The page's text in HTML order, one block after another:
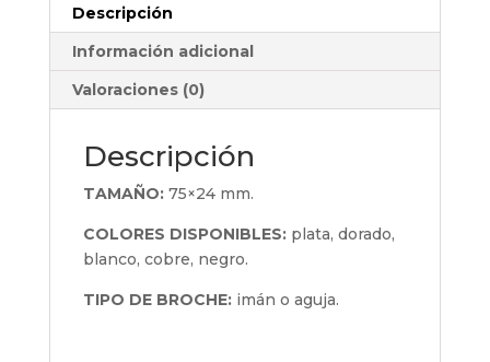
Descripción
Información adicional
Valoraciones (0)
Descripción
TAMAÑO:75×24 mm.
COLORES DISPONIBLES:plata, dorado,
blanco, cobre, negro.
TIPO DE BROCHE:imán o aguja.